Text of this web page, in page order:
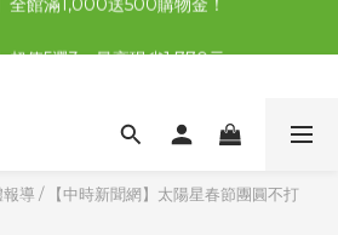
全館滿1,000送500購物金！
報導 /
【中時新聞網】太陽星春節團圓不打